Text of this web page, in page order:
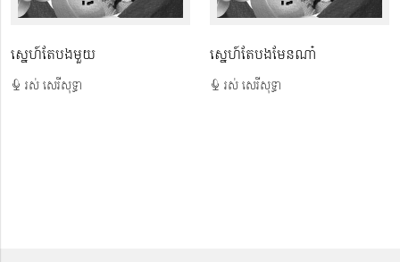
ស្នេហ៍តែបងមួយ
រស់ សេរីសុទ្ធា
ស្នេហ៍តែបងមែនណា៎
រស់ សេរីសុទ្ធា